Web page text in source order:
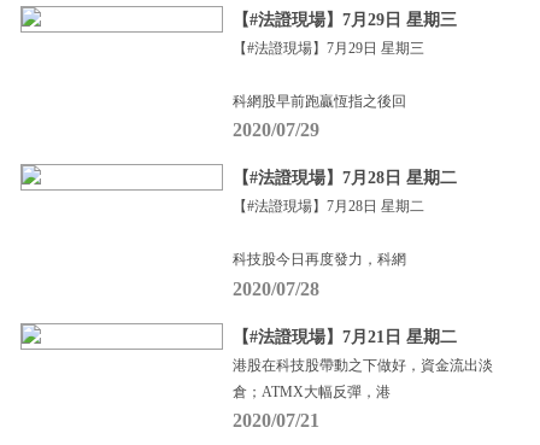
【#法證現場】7月29日 星期三
【#法證現場】7月29日 星期三
科網股早前跑贏恆指之後回
2020/07/29
【#法證現場】7月28日 星期二
【#法證現場】7月28日 星期二
科技股今日再度發力，科網
2020/07/28
【#法證現場】7月21日 星期二
港股在科技股帶動之下做好，資金流出淡
倉；ATMX大幅反彈，港
2020/07/21